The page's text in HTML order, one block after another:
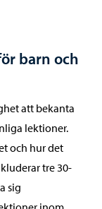
barn och
att bekanta
lektioner.
och hur det
tre 30-
sig